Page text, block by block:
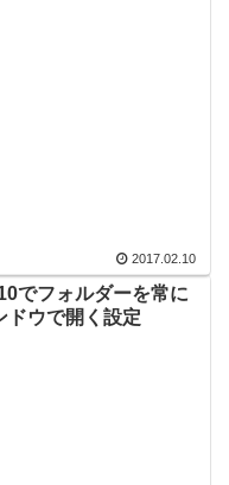
2017.02.10
でフォルダーを常に
ドウで開く設定